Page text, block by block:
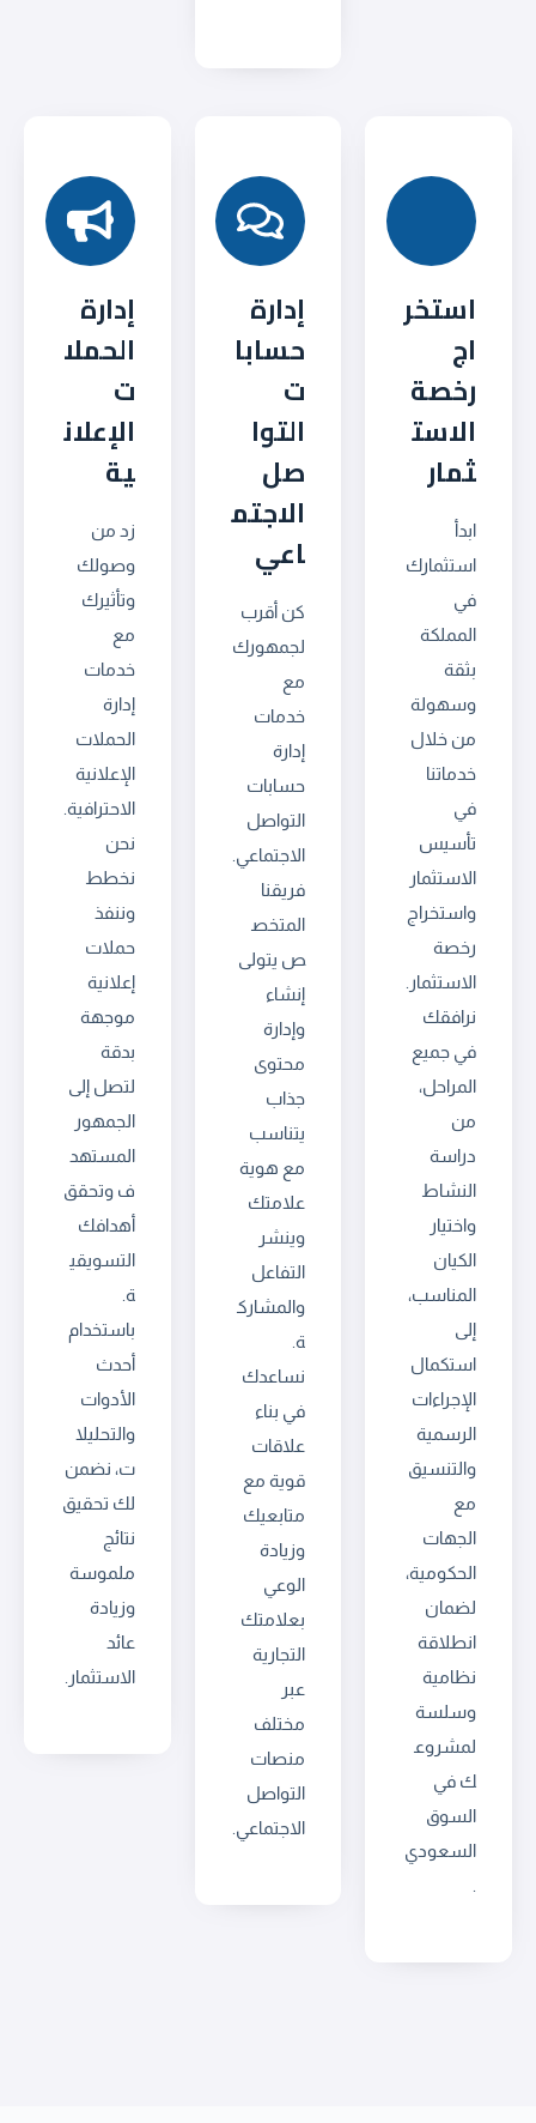
استخر
اج
رخصة
الاست
ثمار
ابدأ
استثمارك
في
المملكة
بثقة
وسهولة
من خلال
خدماتنا
في
تأسيس
الاستثمار
واستخراج
رخصة
الاستثمار.
نرافقك
في جميع
المراحل،
من
دراسة
النشاط
واختيار
الكيان
المناسب،
إلى
استكمال
الإجراءات
الرسمية
والتنسيق
مع
الجهات
الحكومية،
لضمان
انطلاقة
نظامية
وسلسة
لمشروع
ك في
السوق
السعودي
إدارة
حسابا
ت
التوا
صل
الاجتم
اعي
كن أقرب
لجمهورك
مع
خدمات
إدارة
حسابات
التواصل
الاجتماعي.
فريقنا
المتخص
ص يتولى
إنشاء
وإدارة
محتوى
جذاب
يتناسب
مع هوية
علامتك
وينشر
التفاعل
والمشارك
ة.
نساعدك
في بناء
علاقات
قوية مع
متابعيك
وزيادة
الوعي
بعلامتك
التجارية
عبر
مختلف
منصات
التواصل
الاجتماعي.
إدارة
الحملا
ت
الإعلان
ية
زد من
وصولك
وتأثيرك
مع
خدمات
إدارة
الحملات
الإعلانية
الاحترافية.
نحن
نخطط
وننفذ
حملات
إعلانية
موجهة
بدقة
لتصل إلى
الجمهور
المستهد
ف وتحقق
أهدافك
التسويقي
ة.
باستخدام
أحدث
الأدوات
والتحليلا
ت، نضمن
لك تحقيق
نتائج
ملموسة
وزيادة
عائد
الاستثمار.